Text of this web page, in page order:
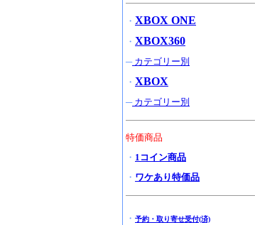
・ XBOX ONE
・ XBOX360
─カテゴリー別
・ XBOX
─カテゴリー別
特価商品
・ 1コイン商品
・ ワケあり特価品
・ 予約・取り寄せ受付(済)